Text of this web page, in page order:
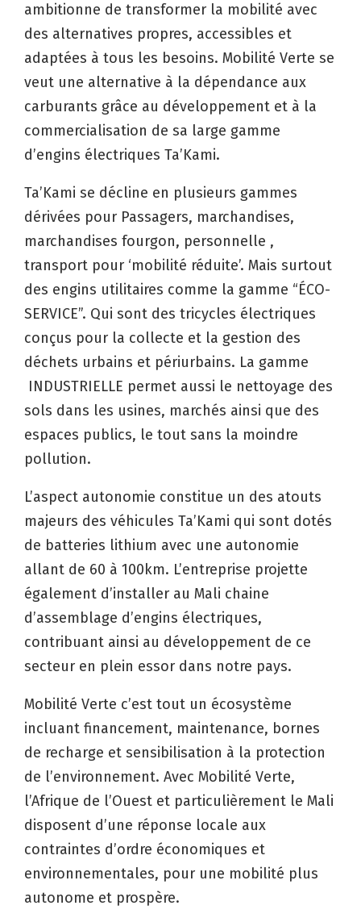
ambitionne de transformer la mobilité avec
des alternatives propres, accessibles et
adaptées à tous les besoins. Mobilité Verte se
veut une alternative à la dépendance aux
carburants grâce au développement et à la
commercialisation de sa large gamme
d’engins électriques Ta’Kami.
Ta’Kami se décline en plusieurs gammes
dérivées pour Passagers, marchandises,
marchandises fourgon, personnelle ,
transport pour ‘mobilité réduite’. Mais surtout
des engins utilitaires comme la gamme “ÉCO-
SERVICE”. Qui sont des tricycles électriques
conçus pour la collecte et la gestion des
déchets urbains et périurbains. La gamme
INDUSTRIELLE permet aussi le nettoyage des
sols dans les usines, marchés ainsi que des
espaces publics, le tout sans la moindre
pollution.
L’aspect autonomie constitue un des atouts
majeurs des véhicules Ta’Kami qui sont dotés
de batteries lithium avec une autonomie
allant de 60 à 100km. L’entreprise projette
également d’installer au Mali chaine
d’assemblage d’engins électriques,
contribuant ainsi au développement de ce
secteur en plein essor dans notre pays.
Mobilité Verte c’est tout un écosystème
incluant financement, maintenance, bornes
de recharge et sensibilisation à la protection
de l’environnement. Avec Mobilité Verte,
l’Afrique de l’Ouest et particulièrement le Mali
disposent d’une réponse locale aux
contraintes d’ordre économiques et
environnementales, pour une mobilité plus
autonome et prospère.